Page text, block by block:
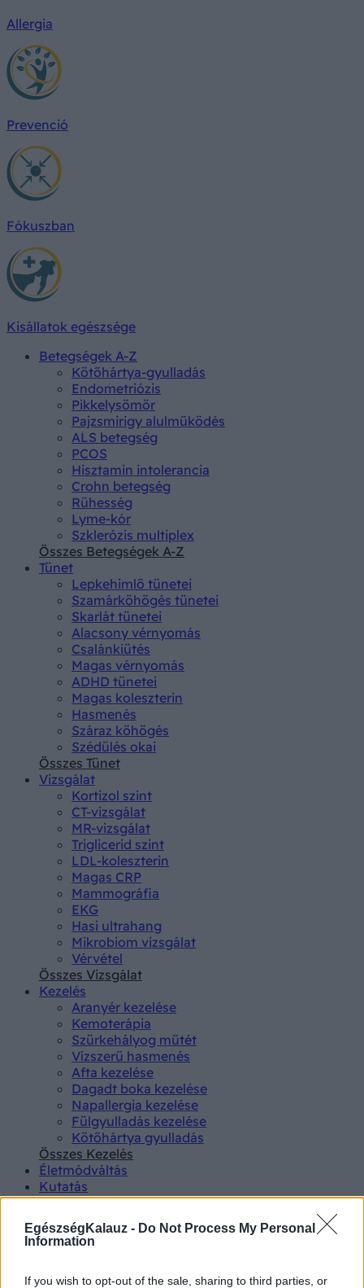
EgészségKalauz - Do Not Process My Personal
Information
If you wish to opt-out of the sale, sharing to third parties, or
Allergia
Prevenció
Fókuszban
Kisállatok egészsége
Betegségek A-Z
Kötőhártya-gyulladás
Endometriózis
Pikkelysömör
Pajzsmirigy alulműködés
ALS betegség
PCOS
Hisztamin intolerancia
Crohn betegség
Rühesség
Lyme-kór
Szklerózis multiplex
Összes Betegségek A-Z
Tünet
Lepkehimlő tünetei
Szamárköhögés tünetei
Skarlát tünetei
Alacsony vérnyomás
Csalánkiütés
Magas vérnyomás
ADHD tünetei
Magas koleszterin
Hasmenés
Száraz köhögés
Szédülés okai
Összes Tünet
Vizsgálat
Kortizol szint
CT-vizsgálat
MR-vizsgálat
Triglicerid szint
LDL-koleszterin
Magas CRP
Mammográfia
EKG
Hasi ultrahang
Mikrobiom vizsgálat
Vérvétel
Összes Vizsgálat
Kezelés
Aranyér kezelése
Kemoterápia
Szürkehályog műtét
Vízszerű hasmenés
Afta kezelése
Dagadt boka kezelése
Napallergia kezelése
Fülgyulladás kezelése
Kötőhártya gyulladás
Összes Kezelés
Életmódváltás
Kutatás